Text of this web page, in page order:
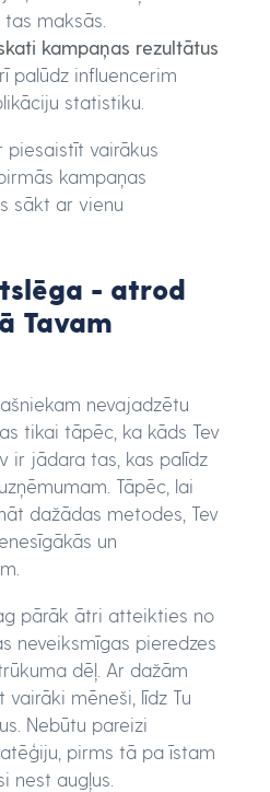
maksās.
kampaņas rezultātus
palūdz influencerim
statistiku.
piesaistīt vairākus
kampaņas
sākt ar vienu
- atrod
Tavam
nevajadzētu
tikai tāpēc, ka kāds Tev
ir jādara tas, kas palīdz
Tāpēc, lai
dažādas metodes, Tev
un
pārāk ātri atteikties no
neveiksmīgas pieredzes
dēļ. Ar dažām
mēneši, līdz Tu
Nebūtu pareizi
pirms tā pa īstam
nest augļus.